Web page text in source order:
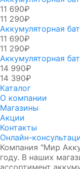
11 690₽
11 290₽
Аккумуляторная
11 690₽
11 290₽
Аккумуляторная
14 990₽
14 390₽
Каталог
О компании
Магазины
Акции
Контакты
Онлайн-
Компания "Мир
году. В наших